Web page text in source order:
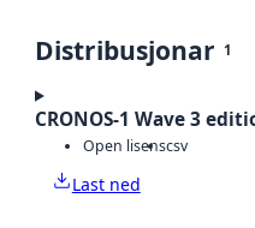
Distribusjonar 1
CRONOS-1 Wave 3
Open lisenscsv
Last ned